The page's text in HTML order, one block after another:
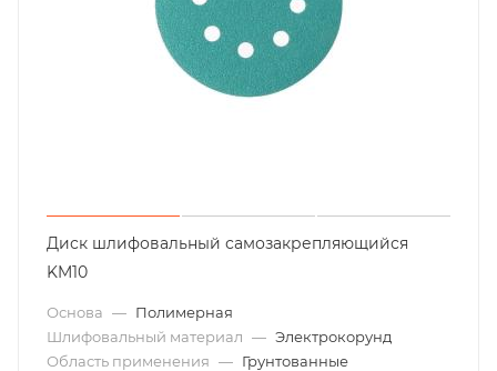
Диск шлифовальный самозакрепляющийся
KM10
Основа — Полимерная
Шлифовальный материал — Электрокорунд
Область применения — Грунтованные